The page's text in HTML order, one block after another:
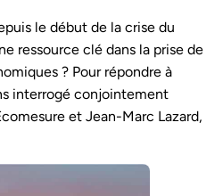
le début de la crise du
ressource clé dans la prise de
? Pour répondre à
interrogé conjointement
et Jean-Marc Lazard,